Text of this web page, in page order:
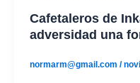
Cafetaleros de
adversidad una
normarm@gmail.com /